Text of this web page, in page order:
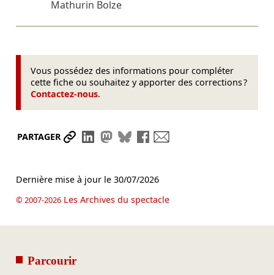
Mathurin Bolze
Vous possédez des informations pour compléter
cette fiche ou souhaitez y apporter des corrections ?
Contactez-nous.
PARTAGER Partager le lien
Partager sur LinkedIn
Partager sur Mastodon
Partager sur Bluesky
Partager sur Facebook
Dernière mise à jour le 30/07/2026
© 2007-2026Les Archives du spectacle
Parcourir